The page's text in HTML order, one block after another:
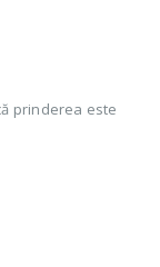
prinderea este